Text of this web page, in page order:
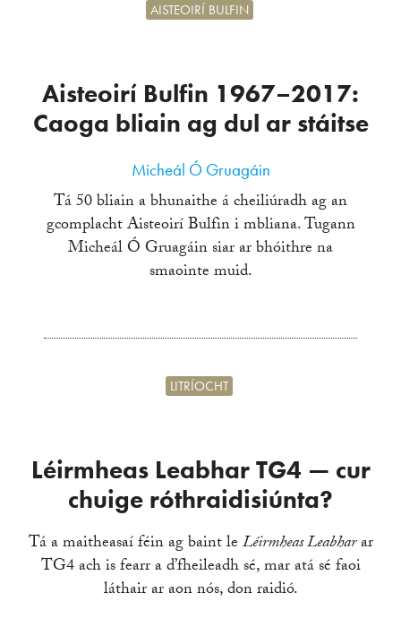
Aisteoirí Bulfin 1967–2017:
Caoga bliain ag dul ar stáitse
AISTEOIRÍ BULFIN
Micheál Ó Gruagáin
Tá 50 bliain a bhunaithe á cheiliúradh ag an
gcomplacht Aisteoirí Bulfin i mbliana. Tugann
Micheál Ó Gruagáin siar ar bhóithre na
smaointe muid.
Léirmheas Leabhar TG4 — cur
chuige róthraidisiúnta?
LITRÍOCHT
Tá a maitheasaí féin ag baint le Léirmheas Leabharar
TG4 ach is fearr a d’fheileadh sé, mar atá sé faoi
láthair ar aon nós, don raidió.